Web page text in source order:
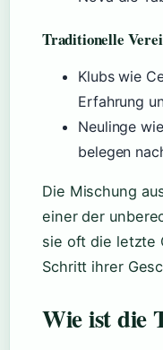
Traditionelle
Klubs wie
Erfahrung
Neulinge
belegen
Die Mischung
einer der
sie oft die letzte
Schritt ihrer
Wie ist die